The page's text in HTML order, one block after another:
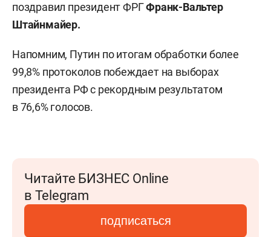
поздравил президент ФРГФранк-Вальтер
Штайнмайер.
Напомним, Путин по итогам обработки более
99,8% протоколов побеждает на выборах
президента РФ с рекордным результатом
в 76,6% голосов.
Читайте БИЗНЕС Online
в Telegram
подписаться